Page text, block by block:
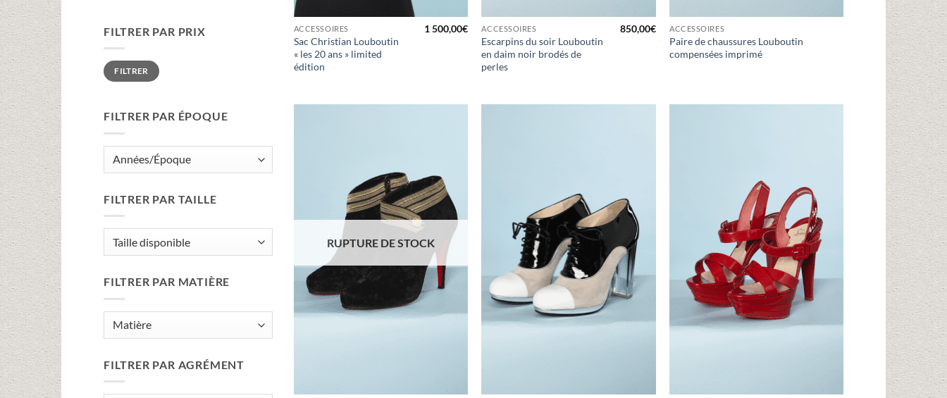
FILTRER PAR PRIX
Prix
min
Prix
maxFILTRER
FILTRER PAR ÉPOQUE
FILTRER PAR TAILLE
FILTRER PAR MATIÈRE
FILTRER PAR AGRÉMENT
ACCESSOIRES
Sac Christian Louboutin
« les 20 ans » limited
édition
1 500,00€ ACCESSOIRES
Escarpins du soir Louboutin
en daim noir brodés de
perles
850,00€ ACCESSOIRES
Paire de chaussures Louboutin
compensées imprimé
RUPTURE DE STOCK